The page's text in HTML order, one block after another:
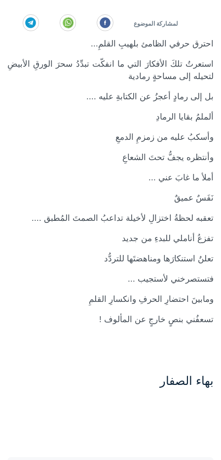
الموضوع
احترق حرفي الظامئ بلهيبِ القلمِ...
استعرتُ تلكَ الأفكارَ التي ما انفكّت تبدِّدُ سحرَ الورقِ الأبيضِ
لتحيله إلى مساحةٍ رمادية
بل إلى رمادٍ أعجزُ عن الكتابةِ عليه ....
ألملمُ بقايا الرمادِ
وأسكبُ عليه من زمزمِ الدمعِ
وأنتظره يجفُّ تحتَ الشعاعِ
أملأ ما غابَ عني ...
نَفَسٌ عميقٌ
تعقبه لحظةُ اختزالِ لأخيلة تداعبُ الصمتَ المُطبق ....
تفزعُ أناملي للبدءِ من جديد
تعلنُ استنكارَها ومناهضتَها للتردُّد
فتستصرخني لأستجيب ...
ومابينَ احتضارِ الحرفِ وانكسارِ القلمِ
تسعفُني بنصٍ خارجٍ عن المألوف !
بهاء الصفار